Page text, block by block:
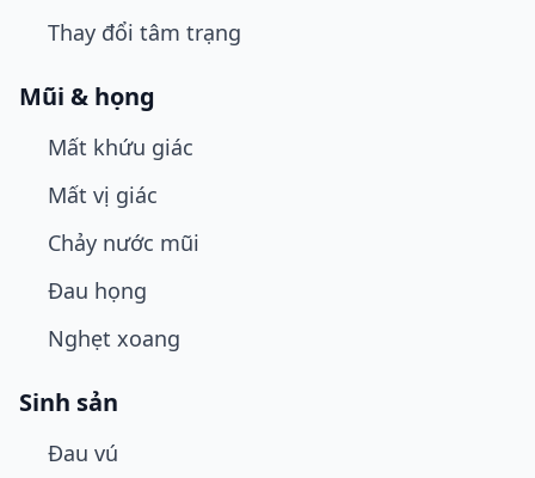
Thay đổi tâm trạng
Mũi & họng
Mất khứu giác
Mất vị giác
Chảy nước mũi
Đau họng
Nghẹt xoang
Sinh sản
Đau vú